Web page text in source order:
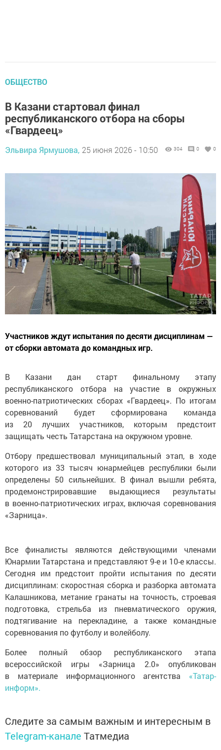
ОБЩЕСТВО
В Казани стартовал финал
республиканского отбора на сборы
«Гвардеец»
Эльвира Ярмушова, 25 июня 2026 - 10:50 304 0 0
Участников ждут испытания по десяти дисциплинам —
от сборки автомата до командных игр.
В Казани дан старт финальному этапу
республиканского отбора на участие в окружных
военно-патриотических сборах «Гвардеец». По итогам
соревнований будет сформирована команда
из 20 лучших участников, которым предстоит
защищать честь Татарстана на окружном уровне.
Отбору предшествовал муниципальный этап, в ходе
которого из 33 тысяч юнармейцев республики были
определены 50 сильнейших. В финал вышли ребята,
продемонстрировавшие выдающиеся результаты
в военно-патриотических играх, включая соревнования
«Зарница».
Все финалисты являются действующими членами
Юнармии Татарстана и представляют 9-е и 10-е классы.
Сегодня им предстоит пройти испытания по десяти
дисциплинам: скоростная сборка и разборка автомата
Калашникова, метание гранаты на точность, строевая
подготовка, стрельба из пневматического оружия,
подтягивание на перекладине, а также командные
соревнования по футболу и волейболу.
Более полный обзор республиканского этапа
всероссийской игры «Зарница 2.0» опубликован
в материале информационного агентства «Татар-
информ».
Следите за самым важным и интересным в
Telegram-канале Татмедиа